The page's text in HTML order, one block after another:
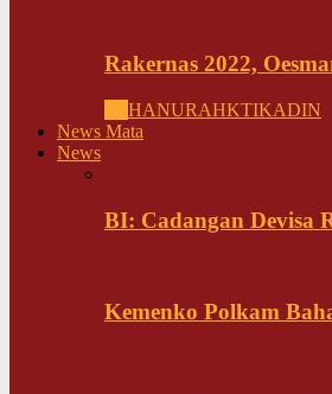
Rakernas 2022,
HANURAHKTIKADIN
News Mata
News
BI: Cadangan Devisa
Kemenko Polkam